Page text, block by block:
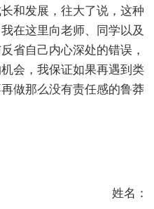
和发展，往大了说，这种
在这里向老师、同学以及
省自己内心深处的错误，
会，我保证如果再遇到类
做那么没有责任感的鲁莽
姓名：